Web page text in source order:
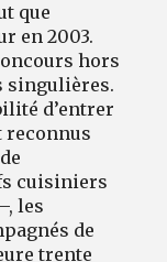
que
en 2003.
hors
singulières.
d’entrer
reconnus
cuisiniers
les
de
trente